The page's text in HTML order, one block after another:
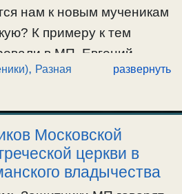
о Христе.
зрение и вера в
приносящем скорбь.
и
,#знание, #мозг,#наука
#спасение
нам к новым мученикам
К примеру к тем
в МП. Евгений
не перешёл в ислам и
Христиане –
в разных странах.
творится!!!
страдание и скорбь
оно …
, Разная
развернуть
Московской
церкви в
владычества